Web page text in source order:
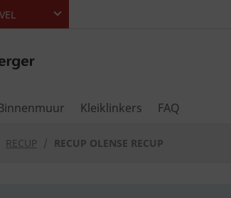
Kleiklinkers FAQ
RECUP RECUP OLENSE RECUP